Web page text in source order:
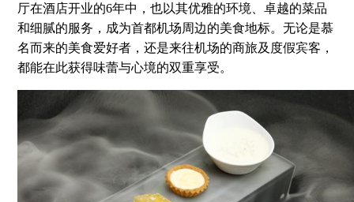
厅在酒店开业的6年中，也以其优雅的环境、卓越的菜品
和细腻的服务，成为首都机场周边的美食地标。无论是慕
名而来的美食爱好者，还是来往机场的商旅及度假宾客，
都能在此获得味蕾与心境的双重享受。